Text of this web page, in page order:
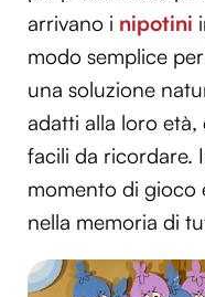
arrivano i nipotini
modo semplice
una soluzione
adatti alla loro
facili da ricordare.
momento di gioco
nella memoria di